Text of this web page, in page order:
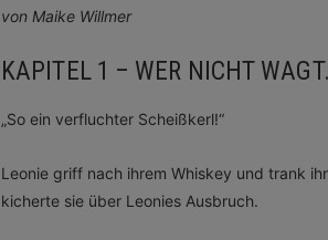
von Maike Willmer
KAPITEL 1 – WER NICHT
„So ein verfluchter Scheißkerl!“
Leonie griff nach ihrem Whiskey und trank
kicherte sie über Leonies Ausbruch.